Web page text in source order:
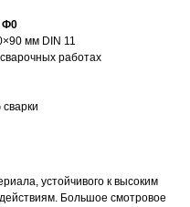
Ф0
мм DIN 11
работах
устойчивого к высоким
Большое смотровое